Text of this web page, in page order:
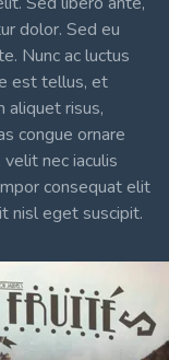
dolor. Sed eu
Nunc ac luctus
est tellus, et
aliquet risus,
congue ornare
nec iaculis
consequat elit
nisl eget suscipit.